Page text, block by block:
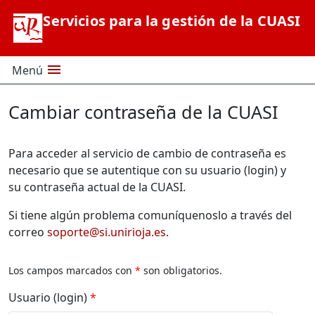
Servicios para la gestión de la CUASI
Menú menu
Cambiar contraseña de la CUASI
Para acceder al servicio de cambio de contraseña es
necesario que se autentique con su usuario (login) y
su contraseña actual de la CUASI.
Si tiene algún problema comuníquenoslo a través del
correo soporte@si.unirioja.es.
Los campos marcados con * son obligatorios.
Usuario (login)*